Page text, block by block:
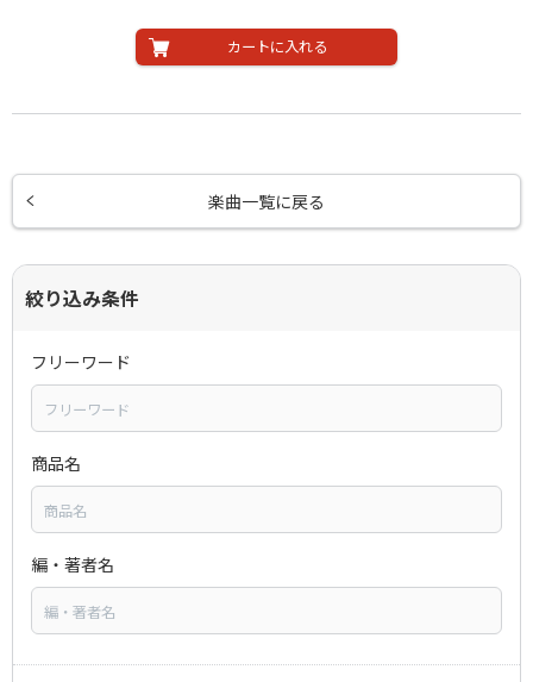
カートに入れる
楽曲一覧に戻る
絞り込み条件
フリーワード
商品名
編・著者名